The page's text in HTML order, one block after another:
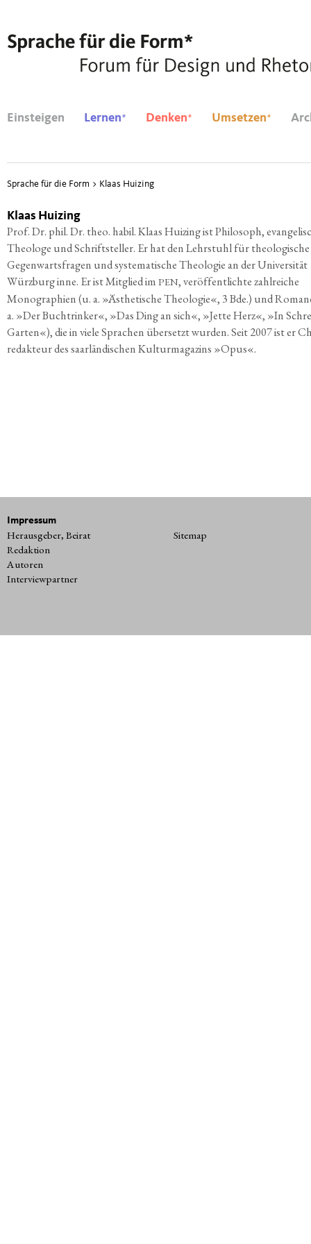
Einsteigen Lernen* Denken* Umsetzen*
Sprache für die Form > Klaas Huizing
Klaas Huizing
Prof. Dr. phil. Dr. theo. habil. Klaas Hui­zing ist Phi­lo­soph,
Theo­lo­ge und Schrift­stel­ler. Er hat den Lehr­stuhl für theo­lo­gi­sche
Gegen­warts­fra­gen und sys­te­ma­ti­sche Theo­lo­gie an der Uni­ver­si­tät
Würz­burg inne. Er ist Mit­glied im PEN, ver­öf­fent­lich­te zahl­rei­che
Mono­gra­phien (u. a. »Ästhe­ti­sche Theo­lo­gie«, 3 Bde.) und
a. »Der Buch­trin­ker«, »Das Ding an sich«, »Jet­te Herz«, »In
Gar­ten«), die in vie­le Spra­chen über­setzt wur­den. Seit 2007 ist er
re­dak­teur des saar­län­di­schen Kul­tur­ma­ga­zins »Opus«.
Impressum
Herausgeber, Beirat
Redaktion
Autoren
Interviewpartner
Sitemap